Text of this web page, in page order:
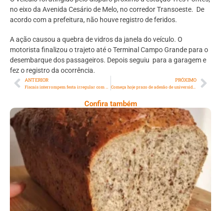
no eixo da Avenida Cesário de Melo, no corredor Transoeste. De
acordo com a prefeitura, não houve registro de feridos.
A ação causou a quebra de vidros da janela do veículo. O
motorista finalizou o trajeto até o Terminal Campo Grande para o
desembarque dos passageiros. Depois seguiu para a garagem e
fez o registro da ocorrência.
ANTERIOR
Fiscais interrompem festa irregular com cerca de 5 mil pessoas em Jacarepaguá
PRÓXIMO
Começa hoje prazo de adesão de universidades públicas ao Sisu
Confira também
Comer Bem: Pão Low Carb